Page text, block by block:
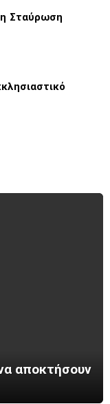
η Σταύρωση
αποκτήσουν